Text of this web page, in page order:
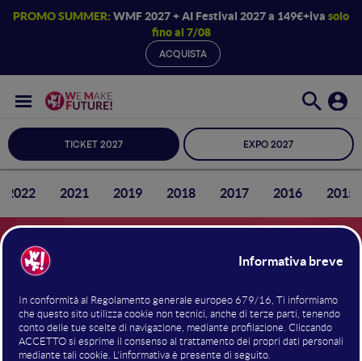
PROMO SUMMER: WMF 2027 + AI Festival 2027 a 149€+iva solo
fino al 7/08
ACQUISTA
TICKET 2027 EXPO 2027
2022 2021 2019 2018 2017 2016 2015